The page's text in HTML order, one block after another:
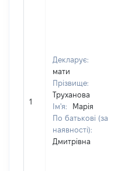
1
Декларує:
мати
Прізвище:
Труханова
Ім'я:
Марія
По батькові (за
наявності):
Дмитрівна